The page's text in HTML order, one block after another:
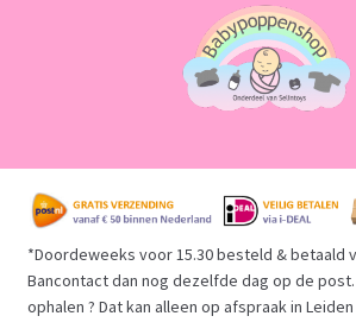
naar
navigatie
de
inhoud
Home
Babypoppen Afdelingen
*Doordeweeks voor 15.30 besteld & betaald
Bancontact dan nog dezelfde dag op de
ophalen ? Dat kan alleen op afspraak in Leiden